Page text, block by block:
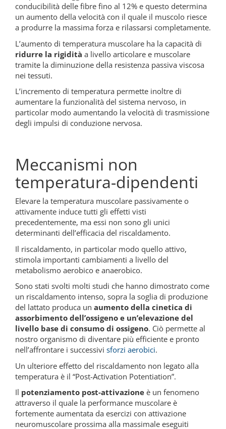
conducibilità delle fibre fino al 12% e questo determina
un aumento della velocità con il quale il muscolo riesce
a produrre la massima forza e rilassarsi completamente.
L’aumento di temperatura muscolare ha la capacità di
ridurre la rigidità a livello articolare e muscolare
tramite la diminuzione della resistenza passiva viscosa
nei tessuti.
L’incremento di temperatura permette inoltre di
aumentare la funzionalità del sistema nervoso, in
particolar modo aumentando la velocità di trasmissione
degli impulsi di conduzione nervosa.
Meccanismi non
temperatura-dipendenti
Elevare la temperatura muscolare passivamente o
attivamente induce tutti gli effetti visti
precedentemente, ma essi non sono gli unici
determinanti dell’efficacia del riscaldamento.
Il riscaldamento, in particolar modo quello attivo,
stimola importanti cambiamenti a livello del
metabolismo aerobico e anaerobico.
Sono stati svolti molti studi che hanno dimostrato come
un riscaldamento intenso, sopra la soglia di produzione
del lattato produca un aumento della cinetica di
assorbimento dell’ossigeno e un’elevazione del
livello base di consumo di ossigeno. Ciò permette al
nostro organismo di diventare più efficiente e pronto
nell’affrontare i successivi sforzi aerobici.
Un ulteriore effetto del riscaldamento non legato alla
temperatura è il “Post-Activation Potentiation”.
Il potenziamento post-attivazione è un fenomeno
attraverso il quale la performance muscolare è
fortemente aumentata da esercizi con attivazione
neuromuscolare prossima alla massimale eseguiti